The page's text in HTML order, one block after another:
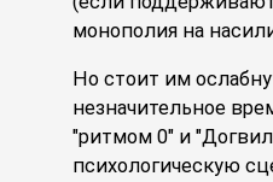
монополия на
Но стоит им
незначительное
"ритмом 0" и
психологическую